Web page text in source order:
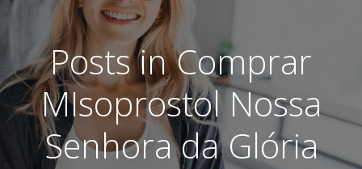
Posts in Comprar
MIsoprostol Nossa
Senhora da Glória